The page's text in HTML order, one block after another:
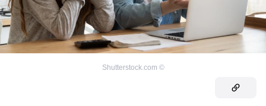
©
Shutterstock.com